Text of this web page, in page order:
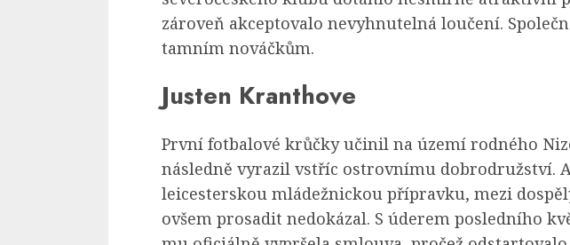
zároveň akceptovalo nevyhnutelná loučení.
tamním nováčkům.
Justen Kranthove
První fotbalové krůčky učinil na území rodného
následně vyrazil vstříc ostrovnímu dobrodružství.
leicesterskou mládežnickou přípravku, mezi
ovšem prosadit nedokázal. S úderem posledního